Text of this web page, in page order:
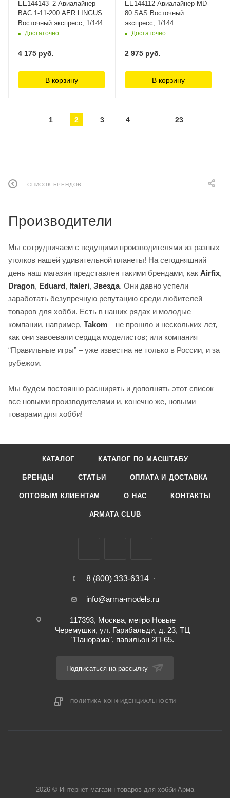
ЕЕ144143_2 Авиалайнер
BAC 1-11-200 AER LINGUS
Восточный экспресс, 1/144
Достаточно
4 175 руб.
В корзину
ЕЕ144112 Авиалайнер MD-
80 SAS Восточный
экспресс, 1/144
Достаточно
2 975 руб.
В корзину
1 2 3 4 23
СПИСОК БРЕНДОВ
Производители
Мы сотрудничаем с ведущими производителями из разных
уголков нашей удивительной планеты! На сегодняшний
день наш магазин представлен такими брендами, как Airfix,
Dragon, Eduard, Italeri, Звезда. Они давно успели
заработать безупречную репутацию среди любителей
товаров для хобби. Есть в наших рядах и молодые
компании, например, Takom – не прошло и нескольких лет,
как они завоевали сердца моделистов; или компания
“Правильные игры” – уже известна не только в России, и за
рубежом.
Мы будем постоянно расширять и дополнять этот список
все новыми производителями и, конечно же, новыми
товарами для хобби!
КАТАЛОГ КАТАЛОГ ПО МАСШТАБУ
БРЕНДЫ СТАТЬИ ОПЛАТА И ДОСТАВКА
ОПТОВЫМ КЛИЕНТАМ О НАС КОНТАКТЫ
ARMATA CLUB
8 (800) 333-6314
info@arma-models.ru
117393, Москва, метро Новые
Черемушки, ул. Гарибальди, д. 23, ТЦ
"Панорама", павильон 2П-65.
Подписаться на рассылку
ПОЛИТИКА КОНФИДЕНЦИАЛЬНОСТИ
2026 © Интернет-магазин товаров для хобби Арма